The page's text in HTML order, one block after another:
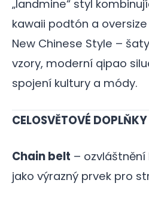
„landmine“ styl
kawaii podtón a
New Chinese Style –
vzory, moderní qipao
spojení kultury a módy.
CELOSVĚTOVÉ
Chain belt –
jako výrazný prvek pro